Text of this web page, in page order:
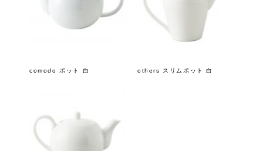
comodo ポット 白 others スリムポット 白